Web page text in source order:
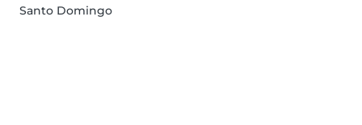
Santo Domingo